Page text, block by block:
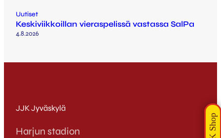
Uutiset
Keskiviikkoillan vieraspelissä vastassa SalPa
4.8.2026
JJK Jyväskylä
Harjun stadion